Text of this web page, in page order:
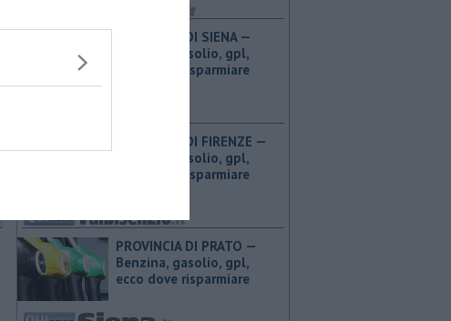
PROVINCIA DI SIENA — ​
Benzina, gasolio, gpl,
ecco dove risparmiare
PROVINCIA DI FIRENZE — ​
Benzina, gasolio, gpl,
ecco dove risparmiare
PROVINCIA DI PRATO — ​
Benzina, gasolio, gpl,
ecco dove risparmiare